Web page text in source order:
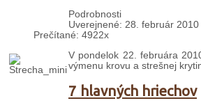
Podrobnosti
Uverejnené: 28. február 2010
Prečítané: 4922x
V pondelok 22. februára
výmenu krovu a strešnej
7 hlavných hriechov